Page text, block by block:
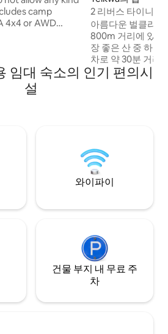
camp
4x4 or AWD
geodesic dome!
sleep under
in the morning
2 리버스 타이니 홈
아름다운 벌클리
800m 거리에 있으
장 좋은 산 중 하나
차로 약 30분 거리
스노모빌, 스키, 사
리 밸리에서 즐길
추가 주차장이 있
무휴 헬스장 1.5km
임대 숙소의 인기 편의시
설
와이파이
건물 부지 내 무료 주
차